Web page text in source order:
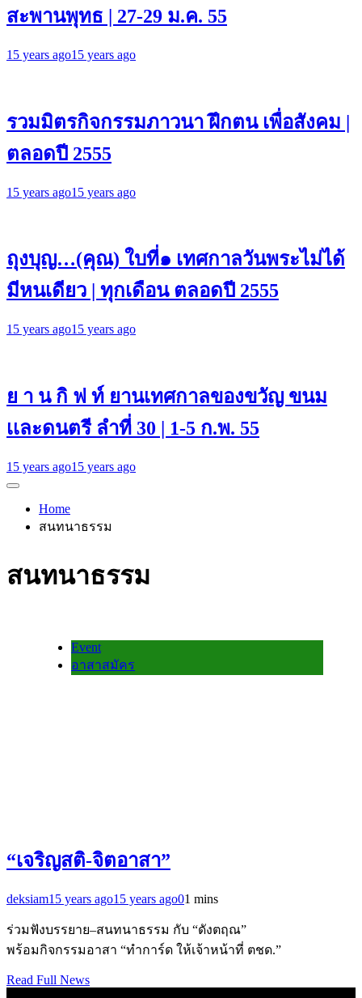
สะพานพุทธ | 27-29 ม.ค. 55
15 years ago15 years ago
รวมมิตรกิจกรรมภาวนา ฝึกตน เพื่อสังคม |
ตลอดปี 2555
15 years ago15 years ago
ถุงบุญ…(คุณ) ใบที่๑ เทศกาลวันพระไม่ได้
มีหนเดียว | ทุกเดือน ตลอดปี 2555
15 years ago15 years ago
ย า น กิ ฟ ท์ ยานเทศกาลของขวัญ ขนม
เเละดนตรี ลำที่ 30 | 1-5 ก.พ. 55
15 years ago15 years ago
Home
สนทนาธรรม
สนทนาธรรม
Event
อาสาสมัคร
“เจริญสติ-จิตอาสา”
deksiam15 years ago15 years ago01 mins
ร่วมฟังบรรยาย–สนทนาธรรม กับ “ดังตฤณ”
พร้อมกิจกรรมอาสา “ทำการ์ด ให้เจ้าหน้าที่ ตชด.”
Read Full News